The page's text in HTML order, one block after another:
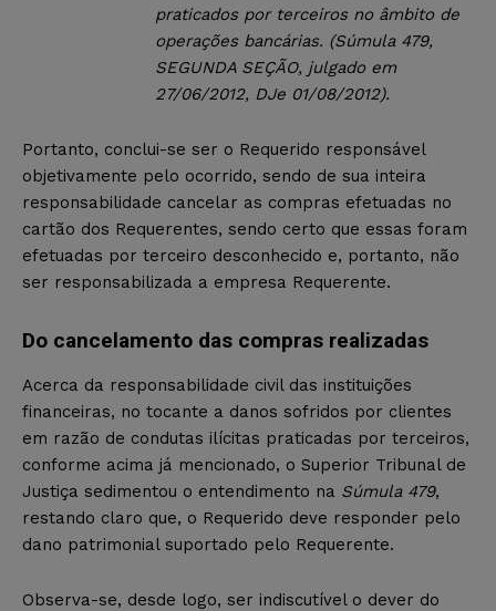
praticados por terceiros no âmbito de
operações bancárias. (Súmula 479,
SEGUNDA SEÇÃO, julgado em
27/06/2012, DJe 01/08/2012).
Portanto, conclui-se ser o Requerido responsável
objetivamente pelo ocorrido, sendo de sua inteira
responsabilidade cancelar as compras efetuadas no
cartão dos Requerentes, sendo certo que essas foram
efetuadas por terceiro desconhecido e, portanto, não
ser responsabilizada a empresa Requerente.
Do cancelamento das compras realizadas
Acerca da responsabilidade civil das instituições
financeiras, no tocante a danos sofridos por clientes
em razão de condutas ilícitas praticadas por terceiros,
conforme acima já mencionado, o Superior Tribunal de
Justiça sedimentou o entendimento na Súmula 479,
restando claro que, o Requerido deve responder pelo
dano patrimonial suportado pelo Requerente.
Observa-se, desde logo, ser indiscutível o dever do